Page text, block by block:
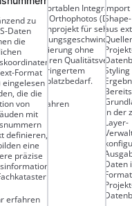
zu
Daten
die
Format
eingelesen
die die
von
mit
definieren,
eine
präzise
erfahren
Zur komfortablen Integration
Digitalen Orthophotos (DOP) in
das Datenprojekt für sehr
Komprimierung ohne
erkennbaren Qualitätsverlust
stark verringertem
Speicherplatzbedarf.
Mehr erfahren
Import
aus
in der
Layer-
Daten